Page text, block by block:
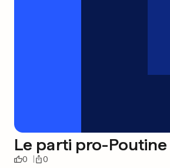
Le parti pro-
0 0